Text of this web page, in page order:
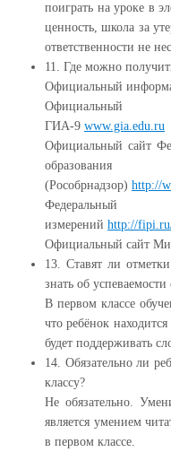
поиграть на уроке в
ценность, школа за
ответственности не
11. Где можно
Официальный
Официальный
ГИА-9 www.gia.edu.ru
Официальный сайт
(Рособрнадзор) http://
Федеральный
измерений http://
Официальный сайт
13. Ставят ли
знать об успеваемости
В первом классе
что ребёнок
будет поддерживать
14. Обязательно ли
классу?
Не обязательно.
является умением
в первом классе.